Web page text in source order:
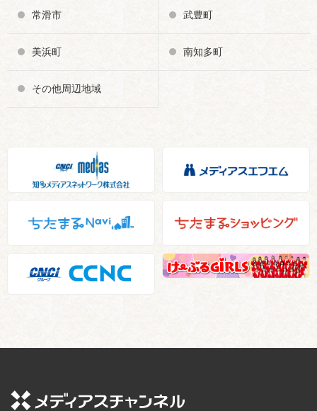
常滑市 武豊町
美浜町 南知多町
その他周辺地域